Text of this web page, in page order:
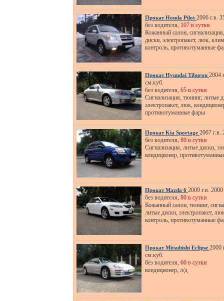
Прокат Honda Pilot 2006 г.в.
без водителя, 107 в сутки
Кожанный салон,
диски, электропакет, люк,
контроль, противотуманные
Прокат Hyundai Tiburon 2004
см.куб.
без водителя, 65 в сутки
Сигнализация, тюнинг, литые
электропакет, люк,
противотуманные фары
Прокат Kia Sportage 2007 г.в.
без водителя, 80 в сутки
Cигнализация, литые диски,
кондиционер,
Прокат Mazda 6 2009 г.в.
без водителя, 80 в сутки
Кожанный салон, тюнинг,
литые диски, электропакет,
контроль, противотуманные
Прокат Mitsubishi Eclipse 2000
см.куб.
без водителя, 60 в сутки
кондиционер, л/д